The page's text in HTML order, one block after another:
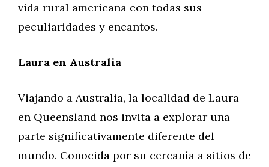
vida rural americana con todas sus
peculiaridades y encantos.
Laura en Australia
Viajando a Australia, la localidad de Laura
en Queensland nos invita a explorar una
parte significativamente diferente del
mundo. Conocida por su cercanía a sitios de